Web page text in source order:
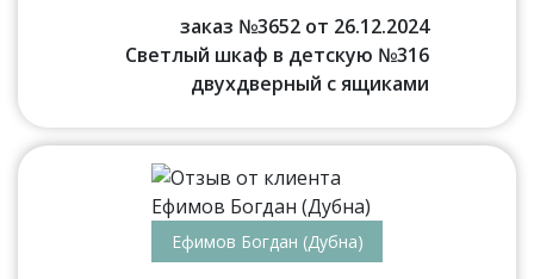
заказ №3652 от 26.12.2024
Светлый шкаф в детскую №316
двухдверный с ящиками
Ефимов Богдан (Дубна)